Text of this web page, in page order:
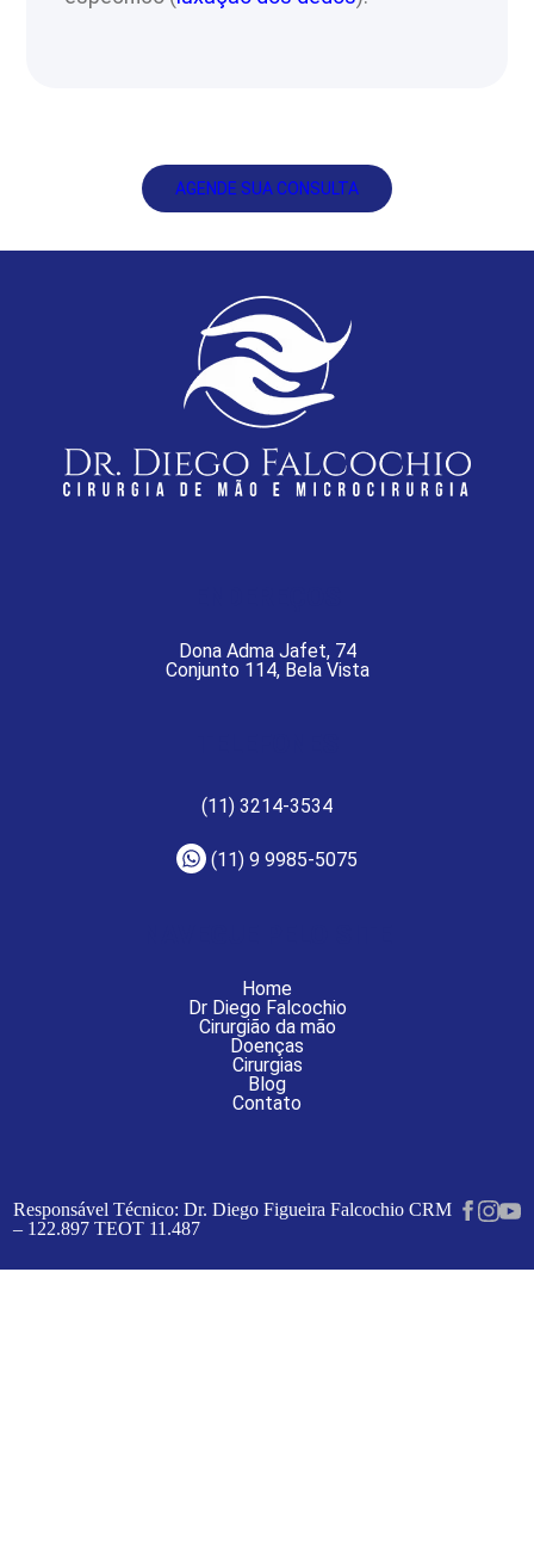
AGENDE SUA CONSULTA
Dona Adma Jafet, 74
Conjunto 114, Bela Vista
(11) 3214-3534
(11) 9 9985-5075
Home
Dr Diego Falcochio
Cirurgião da mão
Doenças
Cirurgias
Blog
Contato
Responsável Técnico: Dr. Diego Figueira Falcochio CRM
– 122.897 TEOT 11.487